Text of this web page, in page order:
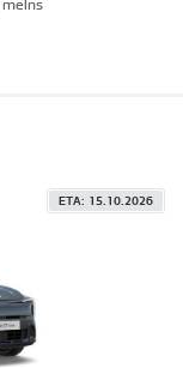
melns
ETA: 15.10.2026